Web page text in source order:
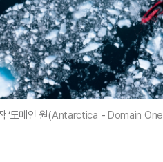
‘도메인 원(Antarctica - Domain One